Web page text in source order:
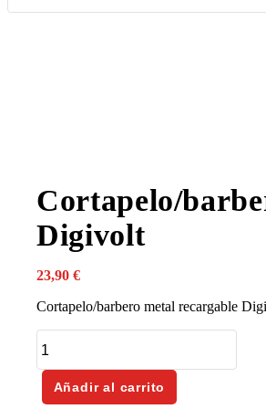
Cortapelo/
Digivolt
23,90 €
Cortapelo/barbero metal recargable
Cortapelo/barbero
metal
recargable
Digivolt
cantidad
Añadir al carrito